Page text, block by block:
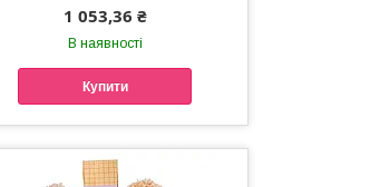
1 053,36 ₴
В наявності
Купити